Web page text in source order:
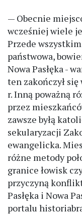
— Obecnie
wcześniej wiele
Przede
państwowa,
Nowa Pasłęka -
ten zakończył
r. Inną poważną
przez
zawsze byłą
sekularyzacji
ewangelicka.
różne metody
granice łowisk
przyczyną
Pasłęka i Nowa
portalu